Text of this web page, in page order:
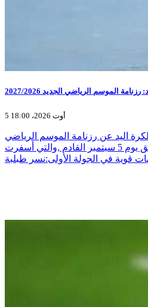
رزنامة الموسم الرياضي الجديد 2027/2026
5 أوت 2026، 18:00
لكرة اليد عن رزنامة الموسم الرياضي
الجديد 2027/2026 الذي ينطلق يوم 5 سبتمبر القادم ,والتي أسفرت